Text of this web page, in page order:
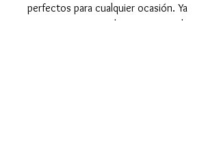
perfectos para cualquier ocasión. Ya
sea como un recordatorio personal